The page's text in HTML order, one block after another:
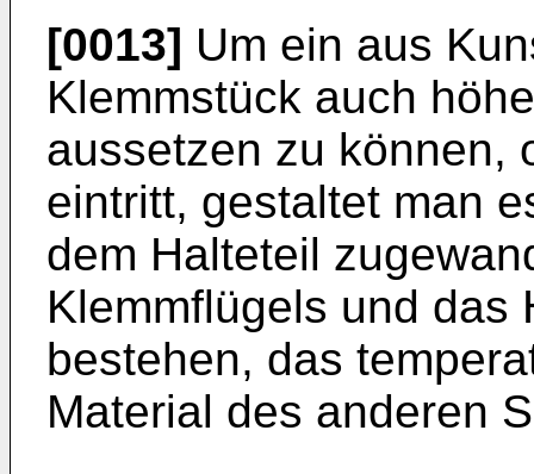
[0013] Um ein aus
Klemmstück auch
aussetzen zu können,
eintritt, gestaltet man
dem Halteteil
Klemmflügels und das
bestehen, das
Material des anderen